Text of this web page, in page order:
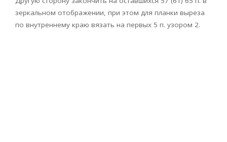
зеркальном отображении, при этом для планки выреза
по внутреннему краю вязать на первых 5 п. узором 2.